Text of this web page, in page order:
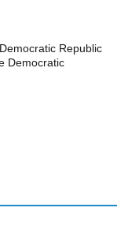
Republic
Democratic